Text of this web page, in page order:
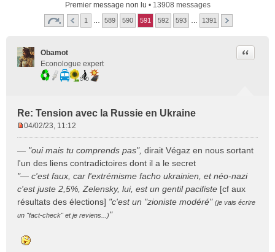
Premier message non lu • 13908 messages
1 589 590 591 592 593 1391
Obamot
Econologue expert
Re: Tension avec la Russie en Ukraine
Citer
s
a
g
e
n
l
04/02/23, 11:12
— "oui mais tu comprends pas", dirait Végaz en nous sortant
l'un des liens contradictoires dont il a le secret
"— c'est faux, car l'extrémisme facho ukrainien, et néo-nazi
c'est juste 2,5%, Zelensky, lui, est un gentil pacifiste [cf aux
résultats des élections] "c'est un "zioniste modéré" (je vais écrire
un "fact-check" et je reviens...)"